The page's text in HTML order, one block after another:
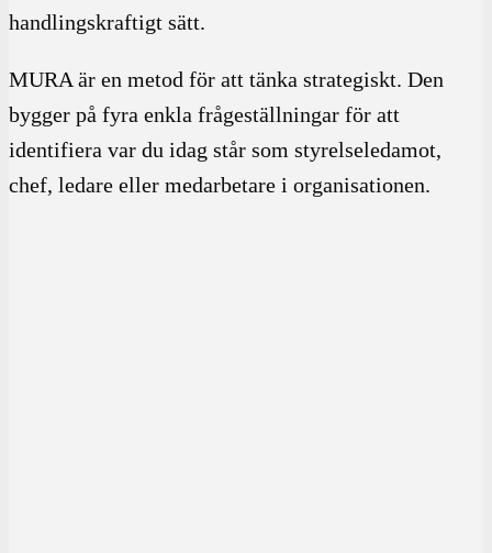
handlingskraftigt sätt.
MURA är en metod för att tänka strategiskt. Den
bygger på fyra enkla frågeställningar för att
identifiera var du idag står som styrelseledamot,
chef, ledare eller medarbetare i organisationen.